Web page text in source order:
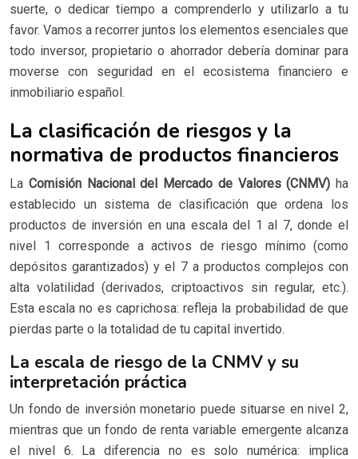
suerte, o dedicar tiempo a comprenderlo y utilizarlo a tu
favor. Vamos a recorrer juntos los elementos esenciales que
todo inversor, propietario o ahorrador debería dominar para
moverse con seguridad en el ecosistema financiero e
inmobiliario español.
La clasificación de riesgos y la
normativa de productos financieros
La Comisión Nacional del Mercado de Valores (CNMV) ha
establecido un sistema de clasificación que ordena los
productos de inversión en una escala del 1 al 7, donde el
nivel 1 corresponde a activos de riesgo mínimo (como
depósitos garantizados) y el 7 a productos complejos con
alta volatilidad (derivados, criptoactivos sin regular, etc.).
Esta escala no es caprichosa: refleja la probabilidad de que
pierdas parte o la totalidad de tu capital invertido.
La escala de riesgo de la CNMV y su
interpretación práctica
Un fondo de inversión monetario puede situarse en nivel 2,
mientras que un fondo de renta variable emergente alcanza
el nivel 6. La diferencia no es solo numérica: implica